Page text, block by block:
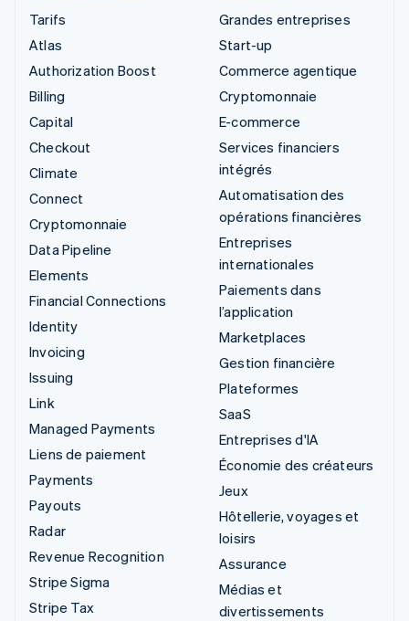
Tarifs
Atlas
Authorization Boost
Billing
Capital
Checkout
Climate
Connect
Cryptomonnaie
Data Pipeline
Elements
Financial Connections
Identity
Invoicing
Issuing
Link
Managed Payments
Liens de paiement
Payments
Payouts
Radar
Revenue Recognition
Stripe Sigma
Stripe Tax
Grandes entreprises
Start-up
Commerce agentique
Cryptomonnaie
E-commerce
Services financiers
intégrés
Automatisation des
opérations financières
Entreprises
internationales
Paiements dans
l’application
Marketplaces
Gestion financière
Plateformes
SaaS
Entreprises d'IA
Économie des créateurs
Jeux
Hôtellerie, voyages et
loisirs
Assurance
Médias et
divertissements